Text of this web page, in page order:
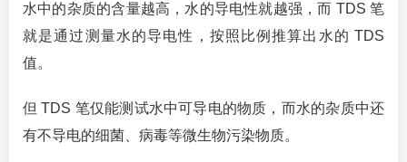
水中的杂质的含量越高，水的导电性就越强，而 TDS 笔
就是通过测量水的导电性，按照比例推算出水的 TDS
值。
但 TDS 笔仅能测试水中可导电的物质，而水的杂质中还
有不导电的细菌、病毒等微生物污染物质。